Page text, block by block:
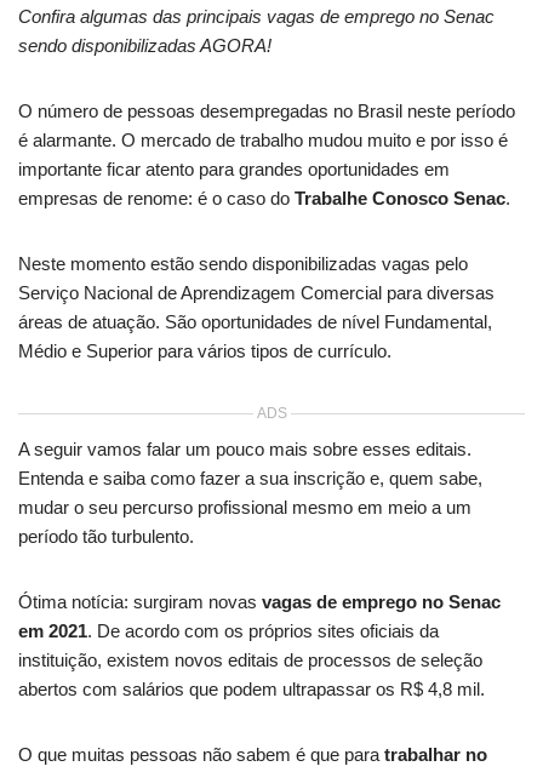
Confira algumas das principais vagas de emprego no Senac
sendo disponibilizadas AGORA!
O número de pessoas desempregadas no Brasil neste período
é alarmante. O mercado de trabalho mudou muito e por isso é
importante ficar atento para grandes oportunidades em
empresas de renome: é o caso do Trabalhe Conosco Senac.
Neste momento estão sendo disponibilizadas vagas pelo
Serviço Nacional de Aprendizagem Comercial para diversas
áreas de atuação. São oportunidades de nível Fundamental,
Médio e Superior para vários tipos de currículo.
ADS
A seguir vamos falar um pouco mais sobre esses editais.
Entenda e saiba como fazer a sua inscrição e, quem sabe,
mudar o seu percurso profissional mesmo em meio a um
período tão turbulento.
Ótima notícia: surgiram novas vagas de emprego no Senac
em 2021. De acordo com os próprios sites oficiais da
instituição, existem novos editais de processos de seleção
abertos com salários que podem ultrapassar os R$ 4,8 mil.
O que muitas pessoas não sabem é que para trabalhar no